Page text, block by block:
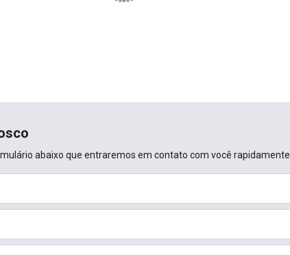
abaixo que entraremos em contato com você rapidamente